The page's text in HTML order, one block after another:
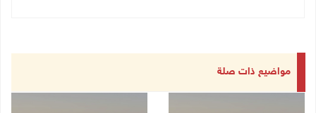
مواضيع ذات صلة